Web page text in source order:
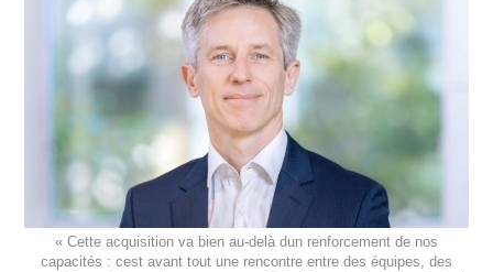
« Cette acquisition va bien au-delà dun renforcement de nos
capacités : cest avant tout une rencontre entre des équipes, des